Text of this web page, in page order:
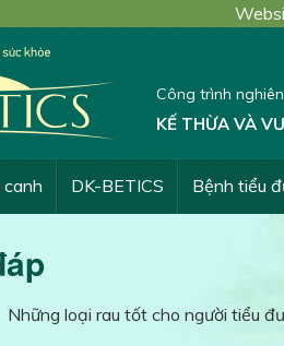
Công trình
KẾ THỪA VÀ
DK-BETICS Bệnh tiểu
Những loại rau tốt cho người tiểu